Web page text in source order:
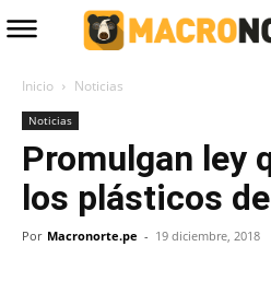
Inicio Noticias
Noticias
Promulgan ley
los plásticos
Por Macronorte.pe - 19 diciembre, 2018